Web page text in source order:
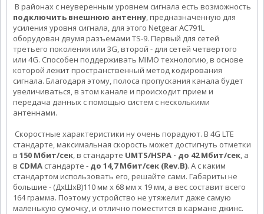
В районах с неуверенным уровнем сигнала есть возможность
подключить внешнюю антенну , предназначенную для
усиления уровня сигнала, для этого Netgear АС791L
оборудован двумя разъемами TS-9. Первый для сетей
третьего поколения или 3G, второй - для сетей четвертого
или 4G. Способен поддерживать MIMO технологию, в основе
которой лежит пространственный метод кодирования
сигнала. Благодаря этому, полоса пропускания канала будет
увеличиваться, в этом канале и происходит прием и
передача данных с помощью систем с несколькими
антеннами.
Скоростные характеристики ну очень порадуют. В 4G LTE
стандарте, максимальная скорость может достигнуть отметки
в 150 Мбит/сек , в стандарте UMTS/HSPA - до 42 Мбит/сек , а
в CDMA стандарте - до 14,7 Мбит/сек (Rev.B). А с каким
стандартом использовать его, решайте сами. Габариты не
большие - (ДхШхВ)110 мм x 68 мм x 19 мм, а вес составит всего
164 грамма. Поэтому устройство не утяжелит даже самую
маленькую сумочку, и отлично поместится в кармане джинс.